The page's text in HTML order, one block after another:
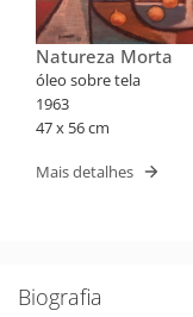
Natureza Morta
óleo sobre tela
1963
47 x 56 cm
Mais detalhes
Biografia